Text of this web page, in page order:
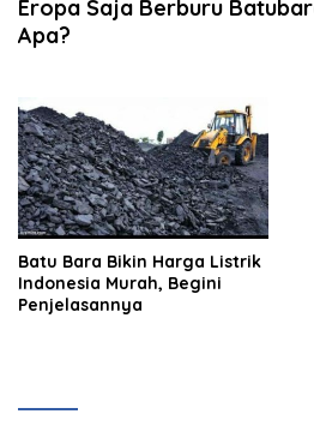
Eropa Saja Berburu
Apa?
Batu Bara Bikin Harga Listrik
Indonesia Murah, Begini
Penjelasannya